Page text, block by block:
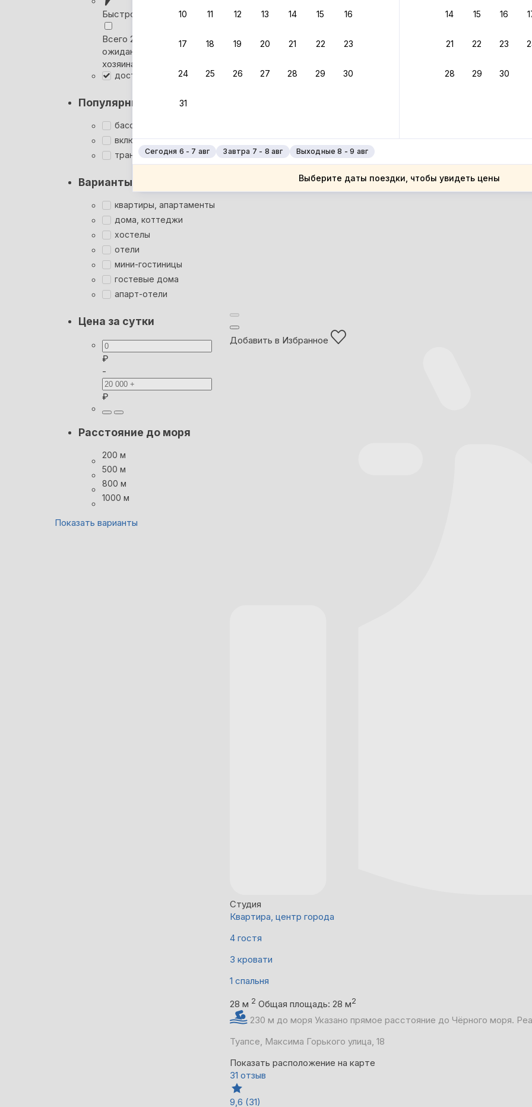
10 11 12 13 14 15 16
17 18 19 20 21 22 23
24 25 26 27 28 29 30
31
14 15 16
21 22 23
28 29 30
Сегодня 6 - 7 авг Завтра 7 - 8 авг Выходные 8 - 9 авг
Выберите даты поездки, чтобы увидеть цены
Быстрое бронирование
Всего 2 минуты, без
ожидания ответа от
хозяина
доступ для инвалидов
Популярные фильтры
бассейн
включён завтрак
трансфер
Варианты размещения
квартиры, апартаменты
дома, коттеджи
хостелы
отели
мини-гостиницы
гостевые дома
апарт-отели
Цена за сутки
₽
-
₽
Расстояние до моря
200 м
500 м
800 м
1000 м
Показать варианты
Суперхозяин
Добавить в Избранное
Студия
Квартира, центр города
4 гостя
3 кровати
1 спальня
28 м 2 Общая площадь: 28 м2
230 м до моря Указано прямое расстояние до Чёрного моря.
Туапсе, Максима Горького улица, 18
Показать расположение на карте
31 отзыв
9,6 (31)